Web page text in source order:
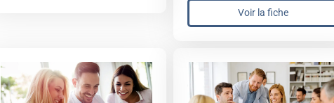
Voir la fiche